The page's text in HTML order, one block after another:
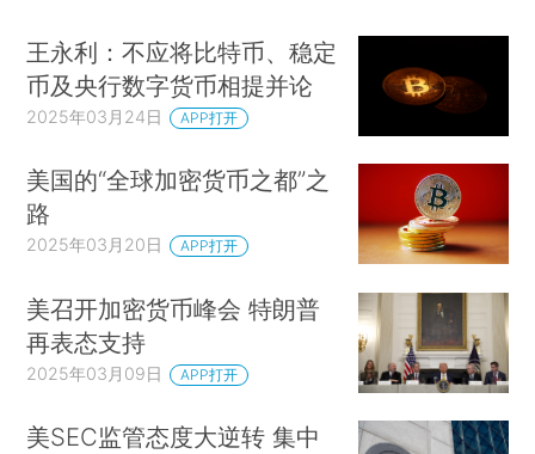
王永利：不应将比特币、稳定
币及央行数字货币相提并论
2025年03月24日 APP打开
美国的“全球加密货币之都”之
路
2025年03月20日 APP打开
美召开加密货币峰会 特朗普
再表态支持
2025年03月09日 APP打开
美SEC监管态度大逆转 集中